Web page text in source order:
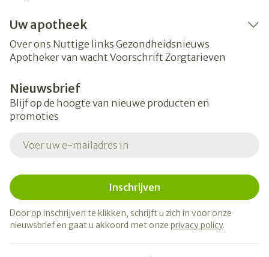
Uw apotheek
Over ons Nuttige links Gezondheidsnieuws
Apotheker van wacht Voorschrift Zorgtarieven
Nieuwsbrief
Blijf op de hoogte van nieuwe producten en
promoties
Inschrijven
Door op inschrijven te klikken, schrijft u zich in voor onze
nieuwsbrief en gaat u akkoord met onze privacy policy.